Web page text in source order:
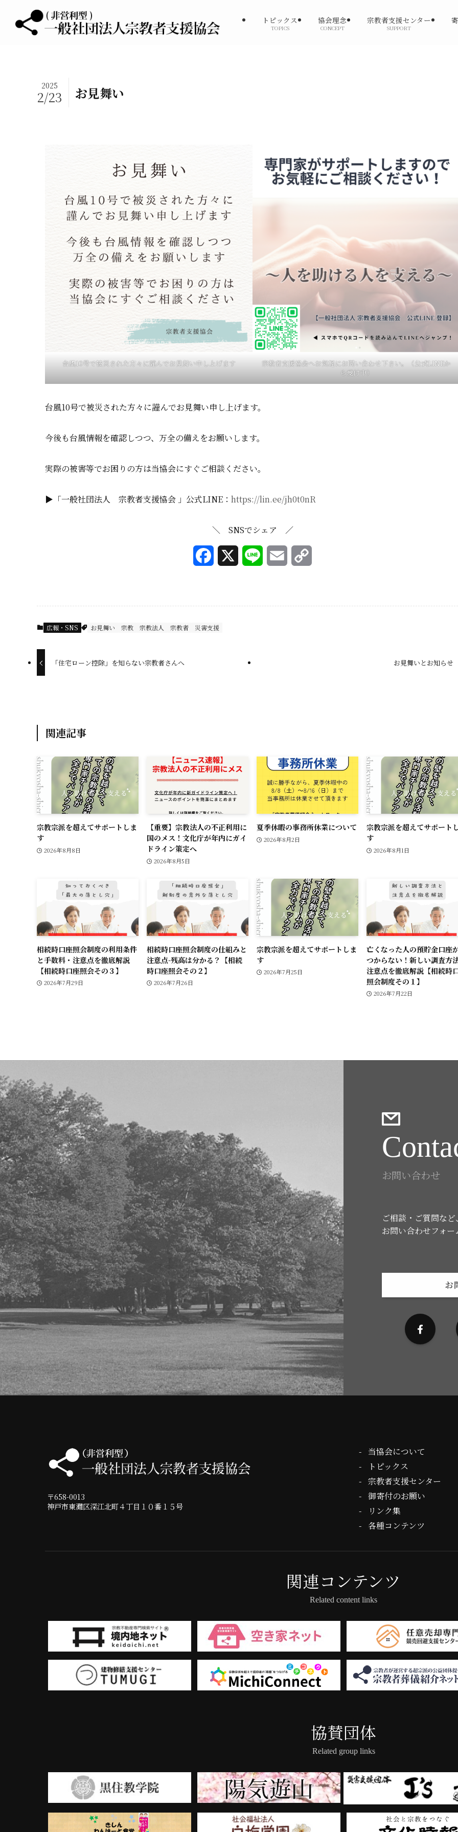
トピックス
TOPICS
協会理念
CONCEPT
宗教者支援センター
SUPPORT
お見舞い
2025
2/23
台風10号で被災された方々に謹んでお見舞い申し上げます
宗教者支援協会へお気軽にお問い合わせ下さい。（公式LINEか
ら受付中）
台風10号で被災された方々に謹んでお見舞い申し上げます。
今後も台風情報を確認しつつ、万全の備えをお願いします。
実際の被害等でお困りの方は当協会にすぐご相談ください。
▶「一般社団法人 宗教者支援協会 」公式LINE： https://lin.ee/jh0t0nR
＼ SNSでシェア ／
広報・SNS お見舞い 宗教 宗教法人 宗教者 災害支援
「住宅ローン控除」を知らない宗教者さんへ お見舞いとお知らせ
関連記事
宗教宗派を超えてサポートしま
す
2026年8月8日
【重要】宗教法人の不正利用に
国のメス！文化庁が年内にガイ
ドライン策定へ
2026年8月5日
夏季休暇の事務所休業について
2026年8月2日
宗教宗派を超えてサポート
す
2026年8月1日
相続時口座照会制度の利用条件
と手数料・注意点を徹底解説
【相続時口座照会その３】
2026年7月29日
相続時口座照会制度の仕組みと
注意点-残高は分かる？【相続
時口座照会その２】
2026年7月26日
宗教宗派を超えてサポートしま
す
2026年7月25日
亡くなった人の預貯金口座
つからない！新しい調査方
注意点を徹底解説【相続時
照会制度その１】
2026年7月22日
お問い合わせ
ご相談・ご質問な
お問い合わせフォ
お
当協会について
トピックス
宗教者支援センター
御寄付のお願い
リンク集
各種コンテンツ
〒658-0013
神戸市東灘区深江北町４丁目１０番１５号
関連コンテンツ
Related content links
協賛団体
Related group links